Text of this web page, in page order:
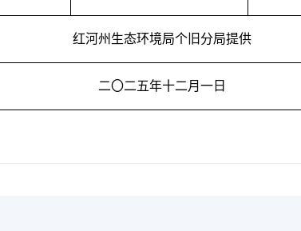
红河州生态环境局个旧分局提供
二〇二五年十二月一日